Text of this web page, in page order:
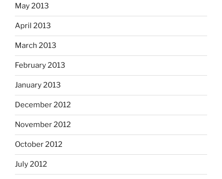
May 2013
April 2013
March 2013
February 2013
January 2013
December 2012
November 2012
October 2012
July 2012